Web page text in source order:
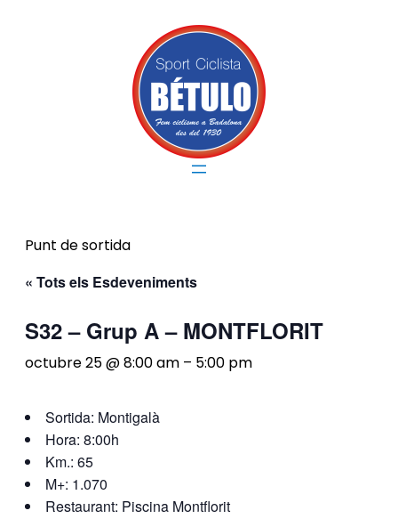
Punt de sortida
« Tots els Esdeveniments
S32 – Grup A – MONTFLORIT
octubre 25 @ 8:00 am – 5:00 pm
Sortida: Montigalà
Hora: 8:00h
Km.: 65
M+: 1.070
Restaurant: Piscina Montflorit